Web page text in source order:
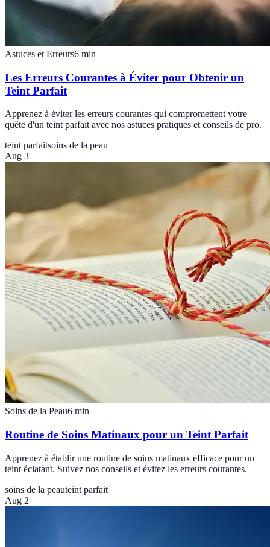
Astuces et Erreurs6 min
Les Erreurs Courantes à Éviter pour Obtenir un
Teint Parfait
Apprenez à éviter les erreurs courantes qui compromettent votre
quête d'un teint parfait avec nos astuces pratiques et conseils de pro.
teint parfaitsoins de la peau
Aug 3
Soins de la Peau6 min
Routine de Soins Matinaux pour un Teint Parfait
Apprenez à établir une routine de soins matinaux efficace pour un
teint éclatant. Suivez nos conseils et évitez les erreurs courantes.
soins de la peauteint parfait
Aug 2